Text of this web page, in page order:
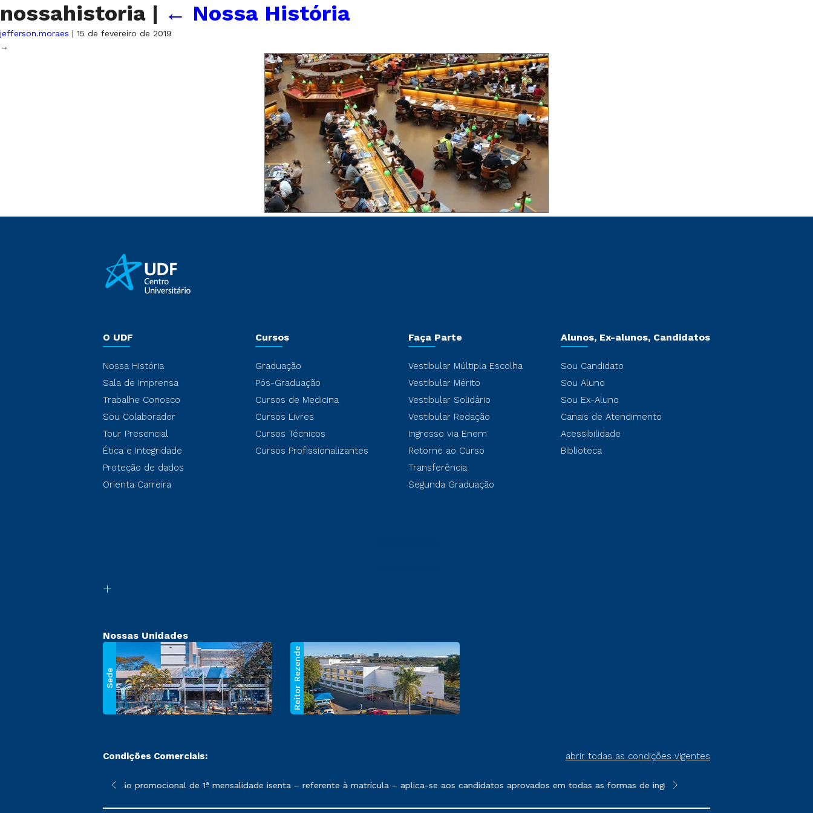
nossahistoria | ← Nossa História
jefferson.moraes | 15 de fevereiro de 2019
→
O UDF
Nossa História
Sala de Imprensa
Trabalhe Conosco
Sou Colaborador
Tour Presencial
Ética e Integridade
Proteção de dados
Orienta Carreira
Cursos
Graduação
Pós-Graduação
Cursos de Medicina
Cursos Livres
Cursos Técnicos
Cursos Profissionalizantes
Faça Parte
Vestibular Múltipla Escolha
Vestibular Mérito
Vestibular Solidário
Vestibular Redação
Ingresso via Enem
Retorne ao Curso
Transferência
Segunda Graduação
Alunos, Ex-alunos, Candidatos
Sou Candidato
Sou Aluno
Sou Ex-Aluno
Canais de Atendimento
Acessibilidade
Biblioteca
Nossas Unidades
Sede Reitor Rezende
Condições Comerciais: abrir todas as condições vigentes
sofrer alterações nos períodos de rematrícula conforme exposto no contrato de prestação de serviços.
*A condição promocional de 1ª mensalidade isenta – referente à matrícula – aplica-se aos candidatos aprovados em todas as formas de ingresso, exceto na prova on-line ou
**Semipresencial é um formato do